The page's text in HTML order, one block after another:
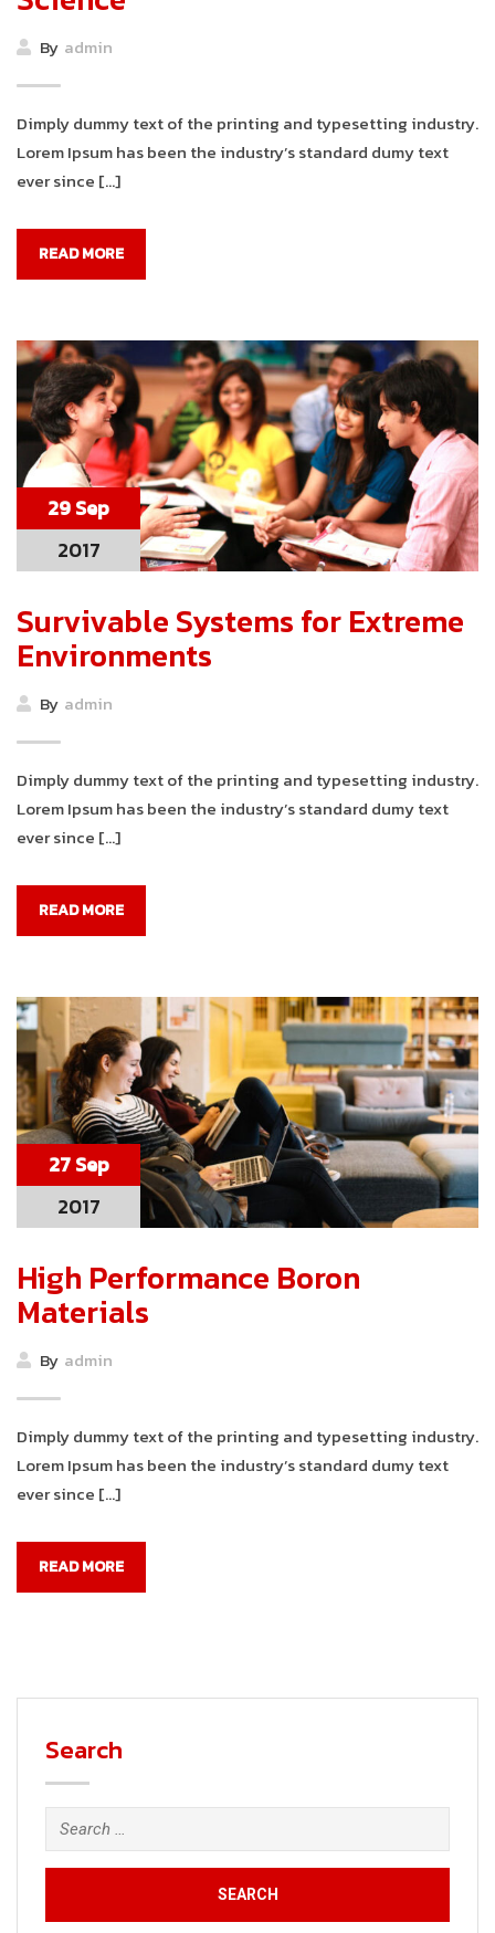
By admin
Dimply dummy text of the printing and typesetting industry.
Lorem Ipsum has been the industry’s standard dumy text
ever since […]
READ MORE
29 Sep
2017
Survivable Systems for Extreme
Environments
By admin
Dimply dummy text of the printing and typesetting industry.
Lorem Ipsum has been the industry’s standard dumy text
ever since […]
READ MORE
27 Sep
2017
High Performance Boron
Materials
By admin
Dimply dummy text of the printing and typesetting industry.
Lorem Ipsum has been the industry’s standard dumy text
ever since […]
READ MORE
Search
Search
for: